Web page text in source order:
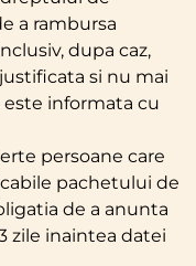
a rambursa
dupa caz,
si nu mai
este informata cu
persoane care
pachetului de
de a anunta
zile inaintea datei